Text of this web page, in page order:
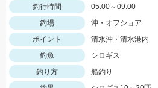
釣行時間
05:00～09:00
釣場
沖・オフショア
ポイント
清水沖・清水港内
釣魚
シロギス
釣り方
船釣り